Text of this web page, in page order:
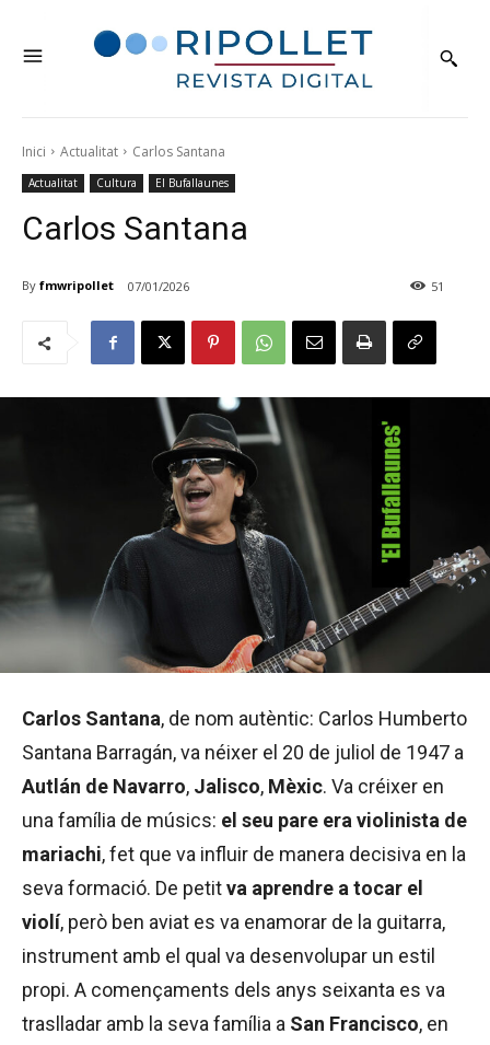
Inici Actualitat Carlos Santana
Actualitat Cultura El Bufallaunes
Carlos Santana
By fmwripollet 07/01/2026 51
Carlos Santana, de nom autèntic: Carlos Humberto
Santana Barragán, va néixer el 20 de juliol de 1947 a
Autlán de Navarro, Jalisco, Mèxic. Va créixer en
una família de músics: el seu pare era violinista de
mariachi, fet que va influir de manera decisiva en la
seva formació. De petitva aprendre a tocar el
violí, però ben aviat es va enamorar de la guitarra,
instrument amb el qual va desenvolupar un estil
propi. A començaments dels anys seixanta es va
traslladar amb la seva família a San Francisco, en